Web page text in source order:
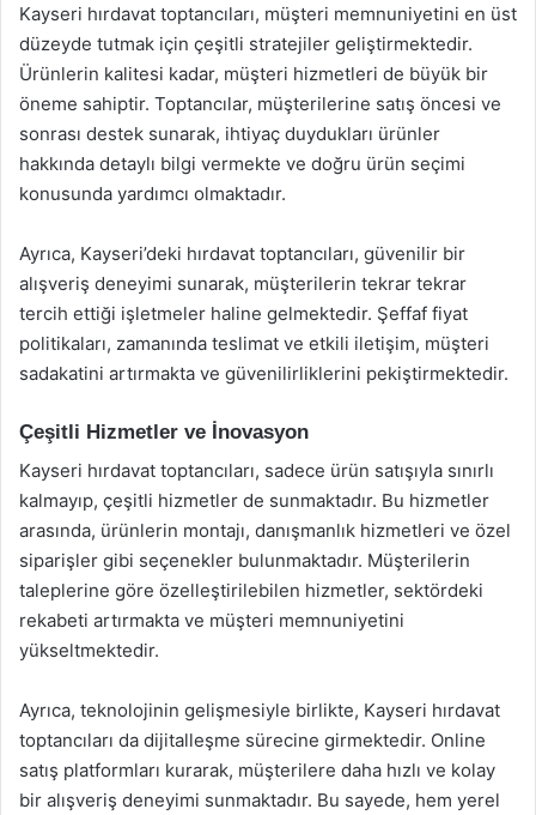
Kayseri hırdavat toptancıları, müşteri memnuniyetini en üst
düzeyde tutmak için çeşitli stratejiler geliştirmektedir.
Ürünlerin kalitesi kadar, müşteri hizmetleri de büyük bir
öneme sahiptir. Toptancılar, müşterilerine satış öncesi ve
sonrası destek sunarak, ihtiyaç duydukları ürünler
hakkında detaylı bilgi vermekte ve doğru ürün seçimi
konusunda yardımcı olmaktadır.
Ayrıca, Kayseri’deki hırdavat toptancıları, güvenilir bir
alışveriş deneyimi sunarak, müşterilerin tekrar tekrar
tercih ettiği işletmeler haline gelmektedir. Şeffaf fiyat
politikaları, zamanında teslimat ve etkili iletişim, müşteri
sadakatini artırmakta ve güvenilirliklerini pekiştirmektedir.
Çeşitli Hizmetler ve İnovasyon
Kayseri hırdavat toptancıları, sadece ürün satışıyla sınırlı
kalmayıp, çeşitli hizmetler de sunmaktadır. Bu hizmetler
arasında, ürünlerin montajı, danışmanlık hizmetleri ve özel
siparişler gibi seçenekler bulunmaktadır. Müşterilerin
taleplerine göre özelleştirilebilen hizmetler, sektördeki
rekabeti artırmakta ve müşteri memnuniyetini
yükseltmektedir.
Ayrıca, teknolojinin gelişmesiyle birlikte, Kayseri hırdavat
toptancıları da dijitalleşme sürecine girmektedir. Online
satış platformları kurarak, müşterilere daha hızlı ve kolay
bir alışveriş deneyimi sunmaktadır. Bu sayede, hem yerel